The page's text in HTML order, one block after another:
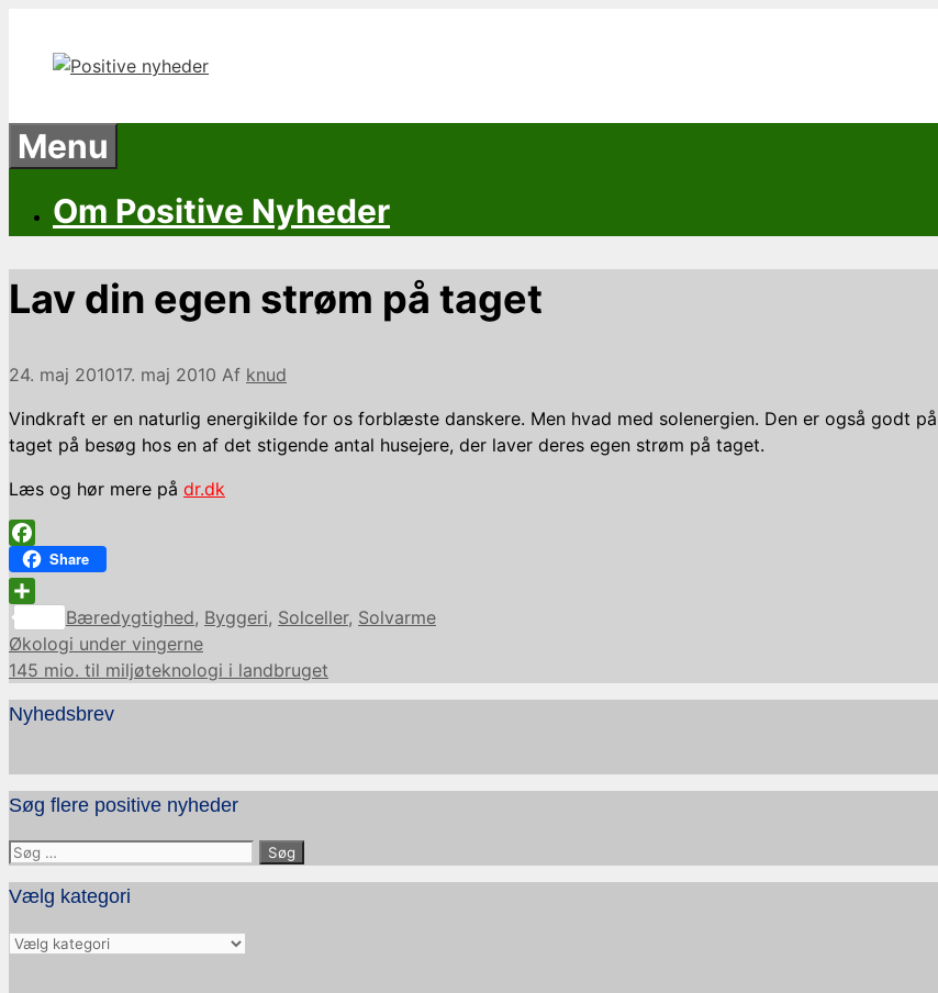
indhold
Menu
Om Positive Nyheder
Lav din egen strøm på taget
24. maj 201017. maj 2010 Af knud
Vindkraft er en naturlig energikilde for os forblæste danskere. Men hvad med solenergien. Den er også godt
taget på besøg hos en af det stigende antal husejere, der laver deres egen strøm på taget.
Læs og hør mere på dr.dk
Facebook
Share
Share
Kategorier
Bæredygtighed, Byggeri, Solceller, Solvarme
Økologi under vingerne
145 mio. til miljøteknologi i landbruget
Nyhedsbrev
Søg flere positive nyheder
Søg
efter:
Vælg kategori
Vælg